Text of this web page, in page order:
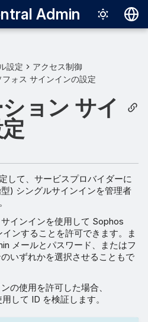
Admin
Español
Français
Português
設定
アクセス制御
フォス サインインの設定
ョン サイ
して、サービスプロバイダーに
) シングルサインインを管理者
インインを使用して Sophos
ンすることを許可できます。ま
メールとパスワード、またはフ
いずれかを選択させることもで
の使用を許可した場合、
して ID を検証します。